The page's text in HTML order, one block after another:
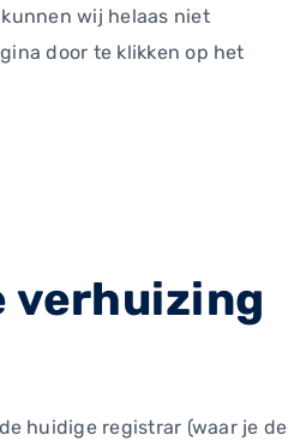
wij helaas niet
door te klikken op het
verhuizing
huidige registrar (waar je de